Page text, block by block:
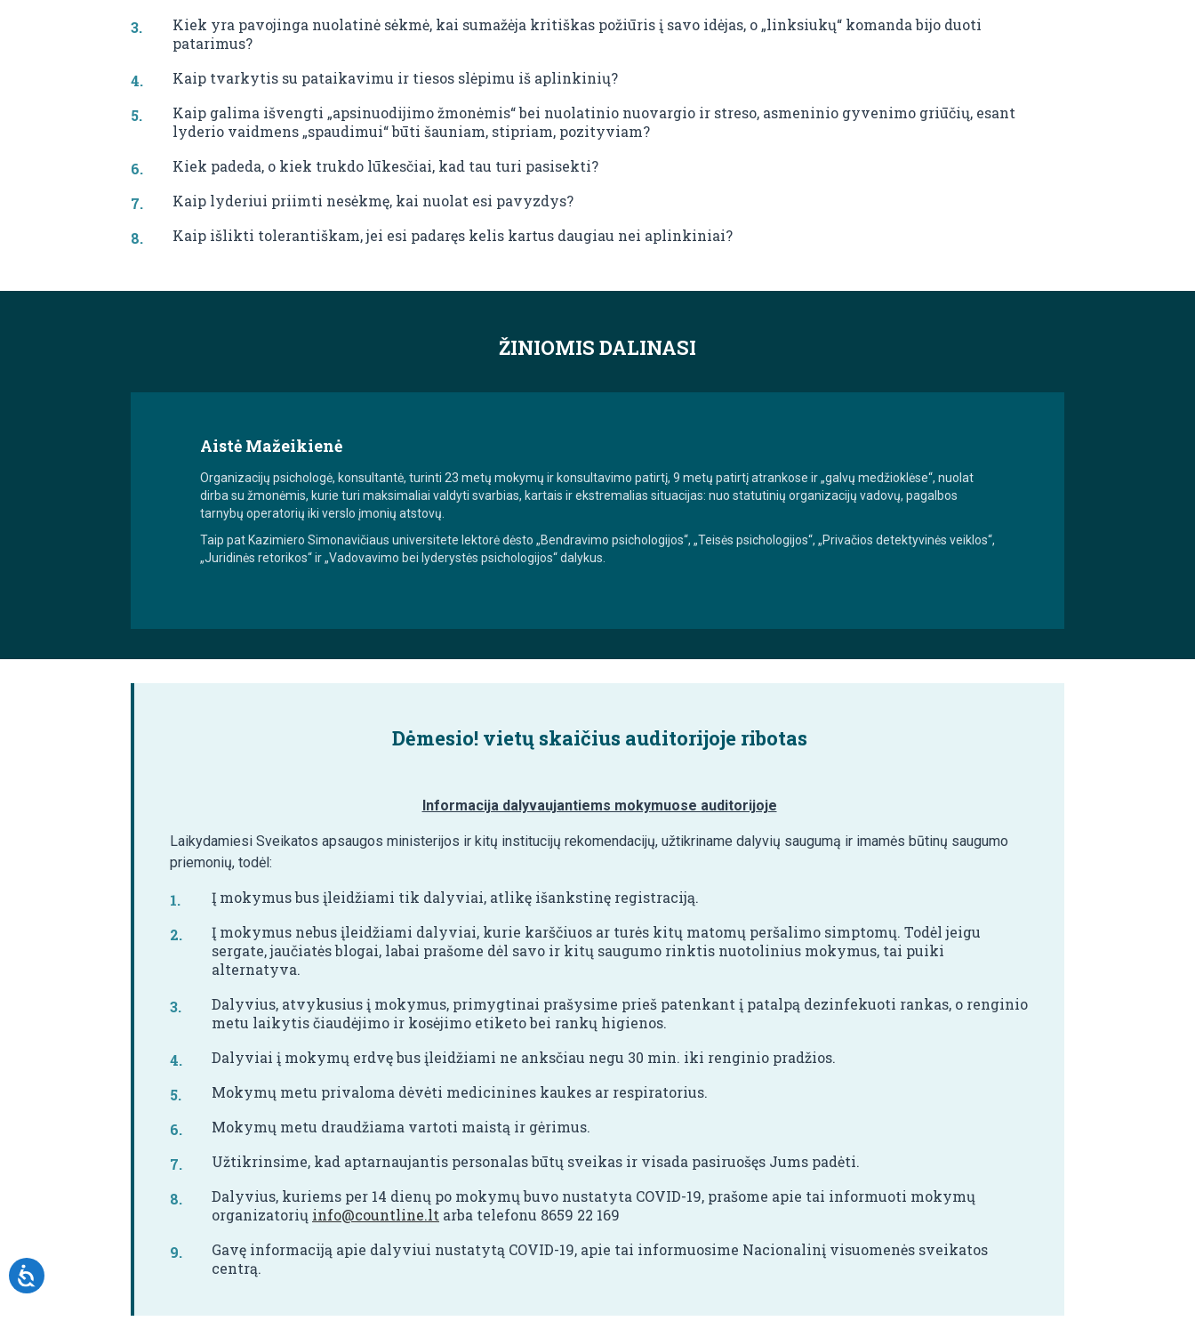
Kiek yra pavojinga nuolatinė sėkmė, kai sumažėja kritiškas požiūris į savo idėjas, o „linksiukų“ komanda bijo duoti
patarimus?
Kaip tvarkytis su pataikavimu ir tiesos slėpimu iš aplinkinių?
Kaip galima išvengti „apsinuodijimo žmonėmis“ bei nuolatinio nuovargio ir streso, asmeninio gyvenimo griūčių, esant
lyderio vaidmens „spaudimui“ būti šauniam, stipriam, pozityviam?
Kiek padeda, o kiek trukdo lūkesčiai, kad tau turi pasisekti?
Kaip lyderiui priimti nesėkmę, kai nuolat esi pavyzdys?
Kaip išlikti tolerantiškam, jei esi padaręs kelis kartus daugiau nei aplinkiniai?
ŽINIOMIS DALINASI
Aistė Mažeikienė
Organizacijų psichologė, konsultantė, turinti 23 metų mokymų ir konsultavimo patirtį, 9 metų patirtį atrankose ir „galvų medžioklėse“, nuolat
dirba su žmonėmis, kurie turi maksimaliai valdyti svarbias, kartais ir ekstremalias situacijas: nuo statutinių organizacijų vadovų, pagalbos
tarnybų operatorių iki verslo įmonių atstovų.
Taip pat Kazimiero Simonavičiaus universitete lektorė dėsto „Bendravimo psichologijos“, „Teisės psichologijos“, „Privačios detektyvinės veiklos“,
„Juridinės retorikos“ ir „Vadovavimo bei lyderystės psichologijos“ dalykus.
Dėmesio! vietų skaičius auditorijoje ribotas
Informacija dalyvaujantiems mokymuose auditorijoje
Laikydamiesi Sveikatos apsaugos ministerijos ir kitų institucijų rekomendacijų, užtikriname dalyvių saugumą ir imamės būtinų saugumo
priemonių, todėl:
Į mokymus bus įleidžiami tik dalyviai, atlikę išankstinę registraciją.
Į mokymus nebus įleidžiami dalyviai, kurie karščiuos ar turės kitų matomų peršalimo simptomų. Todėl jeigu
sergate, jaučiatės blogai, labai prašome dėl savo ir kitų saugumo rinktis nuotolinius mokymus, tai puiki
alternatyva.
Dalyvius, atvykusius į mokymus, primygtinai prašysime prieš patenkant į patalpą dezinfekuoti rankas, o renginio
metu laikytis čiaudėjimo ir kosėjimo etiketo bei rankų higienos.
Dalyviai į mokymų erdvę bus įleidžiami ne anksčiau negu 30 min. iki renginio pradžios.
Mokymų metu privaloma dėvėti medicinines kaukes ar respiratorius.
Mokymų metu draudžiama vartoti maistą ir gėrimus.
Užtikrinsime, kad aptarnaujantis personalas būtų sveikas ir visada pasiruošęs Jums padėti.
Dalyvius, kuriems per 14 dienų po mokymų buvo nustatyta COVID-19, prašome apie tai informuoti mokymų
organizatorių info@countline.lt arba telefonu 8659 22 169
Gavę informaciją apie dalyviui nustatytą COVID-19, apie tai informuosime Nacionalinį visuomenės sveikatos
centrą.